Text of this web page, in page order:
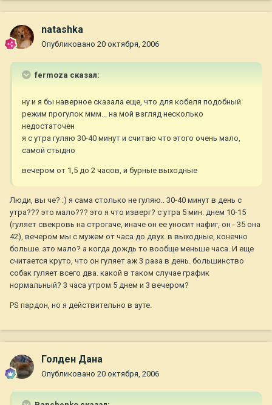
natashka
Опубликовано 20 октября, 2006
fermoza сказал:
ну и я бы наверное сказала еще, что для кобеля подобный
режим прогулок ммм... на мой взгляд несколько
недостаточен
я с утра гуляю 30-40 минут и считаю что этого очень мало,
самой стыдно
вечером от 1,5 до 2 часов, и бурные выходные
Люди, вы че? :) я сама столько не гуляю.. 30-40 минут в день с
утра??? это мало??? это я что изверг? с утра 5 мин. днем 10-15
(гуляет свекровь на строгаче, иначе он ее уносит нафиг, он - 35 она
42), вечером мы с мужем от часа до двух. в выходные, конечно
больше. это мало? а когда дождь то вообще меньше часа. И еще
считается круто, что он гуляет аж 3 раза в день. большинство
собак гуляет всего два. какой в таком случае график
нормальный? 3 часа утром 5 днем и 3 вечером?
PS пардон, но я действительно в ауте.
Голден Дана
Опубликовано 20 октября, 2006